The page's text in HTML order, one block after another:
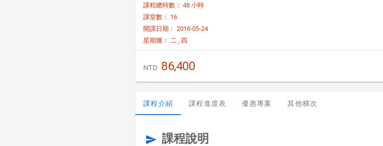
課程總時數： 48 小時
課堂數： 16
開課日期： 2016-05-24
星期幾： 二 , 四
NTD 86,400
課程介紹 課程進度表 優惠專案 其他梯次
send 課程說明